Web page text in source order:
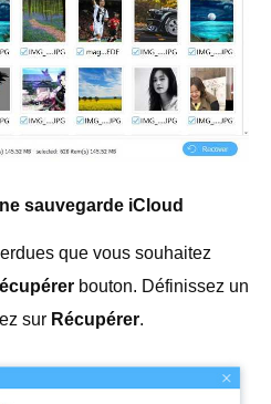
sauvegarde iCloud
que vous souhaitez
bouton. Définissez un
sur Récupérer.